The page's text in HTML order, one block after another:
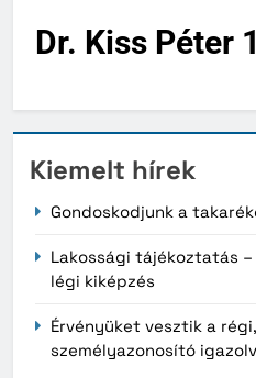
Dr. Kiss Péter
Kiemelt hírek
Gondoskodjunk a
Lakossági tájékoztatás
légi kiképzés
Érvényüket vesztik a
személyazonosító